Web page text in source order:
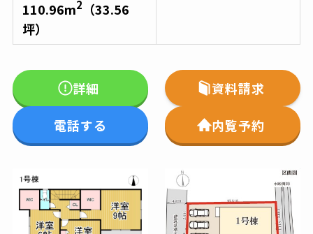
110.96m2 （33.56
坪）
詳細 資料請求
電話する 内覧予約